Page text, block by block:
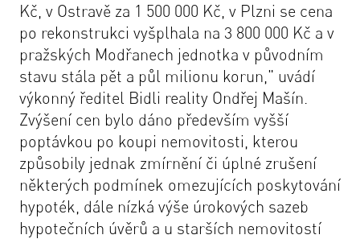
Kč, v Ostravě za 1 500 000 Kč, v Plzni se cena
po rekonstrukci vyšplhala na 3 800 000 Kč a v
pražských Modřanech jednotka v původním
stavu stála pět a půl milionu korun," uvádí
výkonný ředitel Bidli reality Ondřej Mašín.
Zvýšení cen bylo dáno především vyšší
poptávkou po koupi nemovitosti, kterou
způsobily jednak zmírnění či úplné zrušení
některých podmínek omezujících poskytování
hypoték, dále nízká výše úrokových sazeb
hypotečních úvěrů a u starších nemovitostí